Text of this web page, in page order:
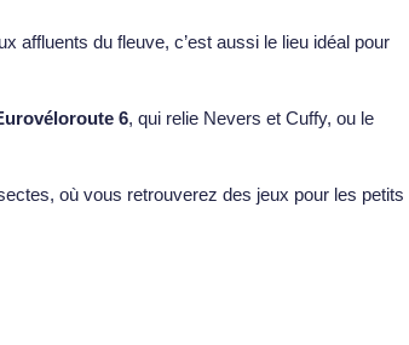
affluents du fleuve, c’est aussi le lieu idéal pour
6, qui relie Nevers et Cuffy, ou le
où vous retrouverez des jeux pour les petits